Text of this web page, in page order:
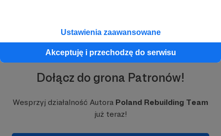
Ustawienia zaawansowane
Akceptuję i przechodzę do serwisu
W tym miejscu powinna być zewnętrzna
treść
Aby zobaczyć treść musisz zmienić ustawienia
Dołącz do grona Patronów!
Wesprzyj działalność Autora Poland Rebuilding Team
już teraz!